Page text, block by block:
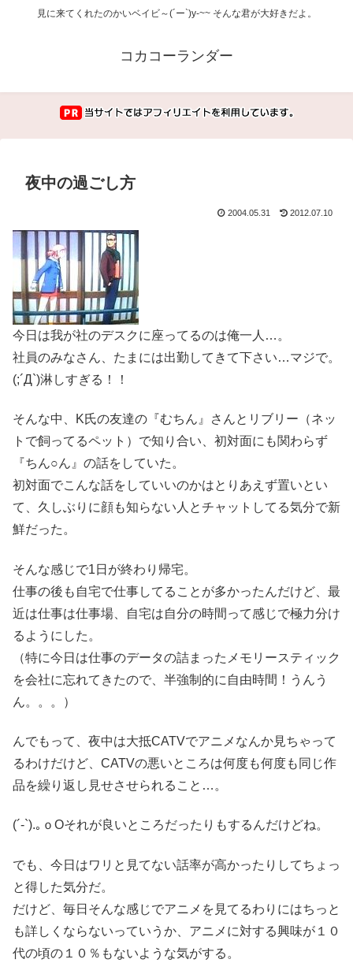
見に来てくれたのかいベイビ～(´ー`)y-~~ そんな君が大好きだよ。
コカコーランダー
夜中の過ごし方
2004.05.31 2012.07.10
今日は我が社のデスクに座ってるのは俺一人…。
社員のみなさん、たまには出勤してきて下さい…マジで。
(;´Д`)淋しすぎる！！
そんな中、K氏の友達の『むちん』さんとリブリー（ネッ
トで飼ってるペット）で知り合い、初対面にも関わらず
『ちん○ん』の話をしていた。
初対面でこんな話をしていいのかはとりあえず置いとい
て、久しぶりに顔も知らない人とチャットしてる気分で新
鮮だった。
そんな感じで1日が終わり帰宅。
仕事の後も自宅で仕事してることが多かったんだけど、最
近は仕事は仕事場、自宅は自分の時間って感じで極力分け
るようにした。
（特に今日は仕事のデータの詰まったメモリースティック
を会社に忘れてきたので、半強制的に自由時間！うんう
ん。。。）
んでもって、夜中は大抵CATVでアニメなんか見ちゃって
るわけだけど、CATVの悪いところは何度も何度も同じ作
品を繰り返し見せさせられること…。
(´-`).｡ｏOそれが良いところだったりもするんだけどね。
でも、今日はワリと見てない話率が高かったりしてちょっ
と得した気分だ。
だけど、毎日そんな感じでアニメを見てるわりにはちっと
も詳しくならないっていうか、アニメに対する興味が１０
代の頃の１０％もないような気がする。